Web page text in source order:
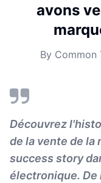
avons
By Common
Découvrez
de la vente de la
success story
électronique. De